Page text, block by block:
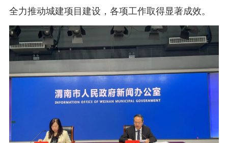
全力推动城建项目建设，各项工作取得显著成效。